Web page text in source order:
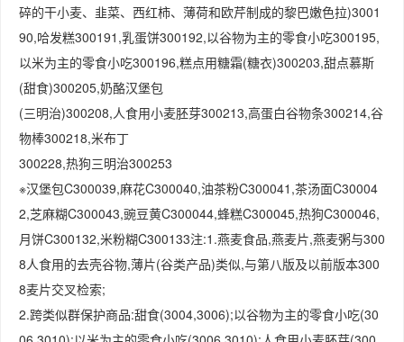
碎的干小麦、韭菜、西红柿、薄荷和欧芹制成的黎巴嫩色拉)3001
90,哈发糕300191,乳蛋饼300192,以谷物为主的零食小吃300195,
以米为主的零食小吃300196,糕点用糖霜(糖衣)300203,甜点慕斯
(甜食)300205,奶酪汉堡包
(三明治)300208,人食用小麦胚芽300213,高蛋白谷物条300214,谷
物棒300218,米布丁
300228,热狗三明治300253
※汉堡包C300039,麻花C300040,油茶粉C300041,茶汤面C30004
2,芝麻糊C300043,豌豆黄C300044,蜂糕C300045,热狗C300046,
月饼C300132,米粉糊C300133注:1.燕麦食品,燕麦片,燕麦粥与300
8人食用的去壳谷物,薄片(谷类产品)类似,与第八版及以前版本300
8麦片交叉检索;
2.跨类似群保护商品:甜食(3004,3006);以谷物为主的零食小吃(30